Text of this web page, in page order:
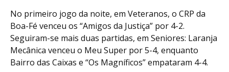
No primeiro jogo da noite, em Veteranos, o CRP da
Boa-Fé venceu os “Amigos da Justiça” por 4-2.
Seguiram-se mais duas partidas, em Seniores: Laranja
Mecânica venceu o Meu Super por 5-4, enquanto
Bairro das Caixas e “Os Magníficos” empataram 4-4.